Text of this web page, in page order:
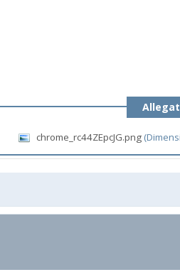
chrome_rc44ZEpcJG.png